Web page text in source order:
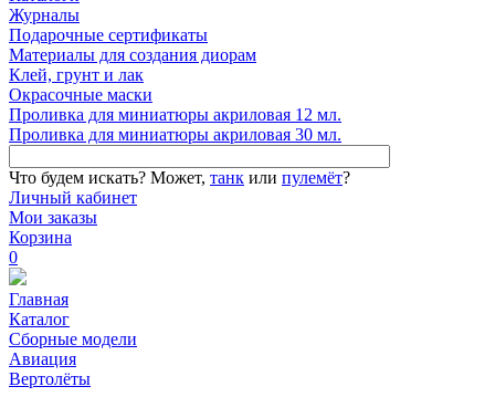
Журналы
Подарочные сертификаты
Материалы для создания диорам
Клей, грунт и лак
Окрасочные маски
Проливка для миниатюры акриловая 12 мл.
Проливка для миниатюры акриловая 30 мл.
Что будем искать? Может, танк или пулемёт?
Личный кабинет
Мои заказы
Корзина
0
Главная
Каталог
Сборные модели
Авиация
Вертолёты